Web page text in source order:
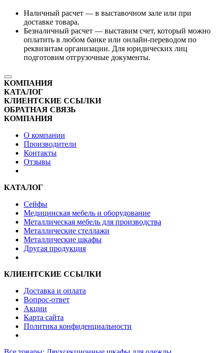
Наличный расчет — в выставочном зале или при
доставке товара.
Безналичный расчет — выставим счет, который можно
оплатить в любом банке или онлайн-переводом по
реквизитам организации. Для юридических лиц
подготовим отгрузочные документы.
КОМПАНИЯ
КАТАЛОГ
КЛИЕНТСКИЕ ССЫЛКИ
ОБРАТНАЯ СВЯЗЬ
КОМПАНИЯ
О компании
Производители
Контакты
Отзывы
КАТАЛОГ
Сейфы
Медицинская мебель и оборудование
Металлическая мебель для производства
Металлические стеллажи
Металлические шкафы
Другая продукция
КЛИЕНТСКИЕ ССЫЛКИ
Доставка и оплата
Вопрос-ответ
Акции
Карта сайта
Политика конфиденциальности